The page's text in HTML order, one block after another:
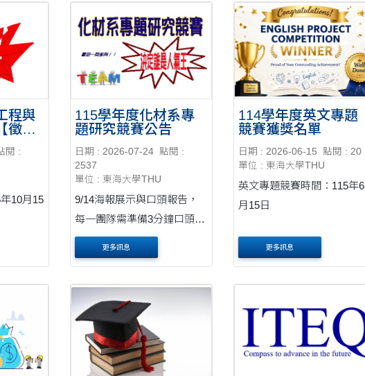
程與
徵聘
閱 :
10月15
115學年度化材系專
題研究競賽公告
日期 : 2026-07-24 點閱 :
2537
單位 : 東海大學THU
9/14海報展示與口頭報告，
每一團隊需準備3分鐘口頭報
告。
更多訊息
114學年度英文專題
競賽獲獎名單
日期 : 2026-06-15
點閱 : 20
單位 : 東海大學THU
英文專題競賽時間：115年6
月15日
更多訊息